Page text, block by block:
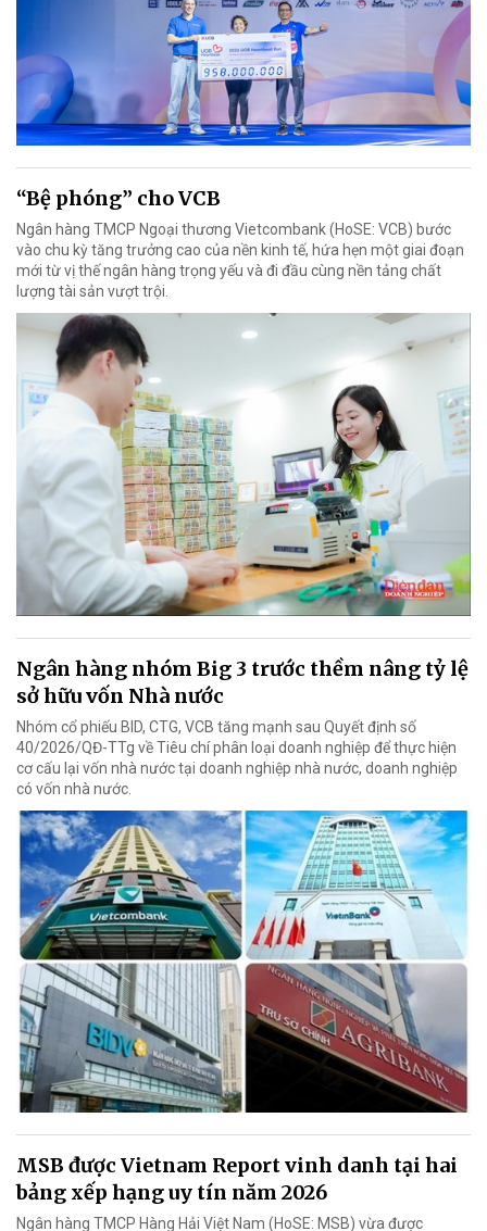
“Bệ phóng” cho VCB
Ngân hàng TMCP Ngoại thương Vietcombank (HoSE: VCB) bước
vào chu kỳ tăng trưởng cao của nền kinh tế, hứa hẹn một giai đoạn
mới từ vị thế ngân hàng trọng yếu và đi đầu cùng nền tảng chất
lượng tài sản vượt trội.
Ngân hàng nhóm Big 3 trước thềm nâng tỷ lệ
sở hữu vốn Nhà nước
Nhóm cổ phiếu BID, CTG, VCB tăng mạnh sau Quyết định số
40/2026/QĐ-TTg về Tiêu chí phân loại doanh nghiệp để thực hiện
cơ cấu lại vốn nhà nước tại doanh nghiệp nhà nước, doanh nghiệp
có vốn nhà nước.
MSB được Vietnam Report vinh danh tại hai
bảng xếp hạng uy tín năm 2026
Ngân hàng TMCP Hàng Hải Việt Nam (HoSE: MSB) vừa được